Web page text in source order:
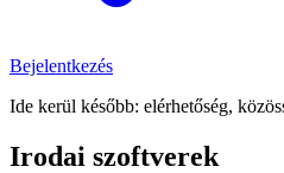
Bejelentkezés
Ide kerül később: elérhetőség,
Irodai szoftverek